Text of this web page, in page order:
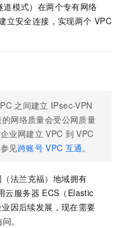
道模式）在两个专有网络
立安全连接，实现两个 VPC
之间建立 IPsec-VPN
的网络质量会受公网质量
业网建立 VPC 到 VPC
见跨账号 VPC 互通。
法兰克福）地域拥有
云服务器 ECS（Elastic
因后续发展，现在需要
。